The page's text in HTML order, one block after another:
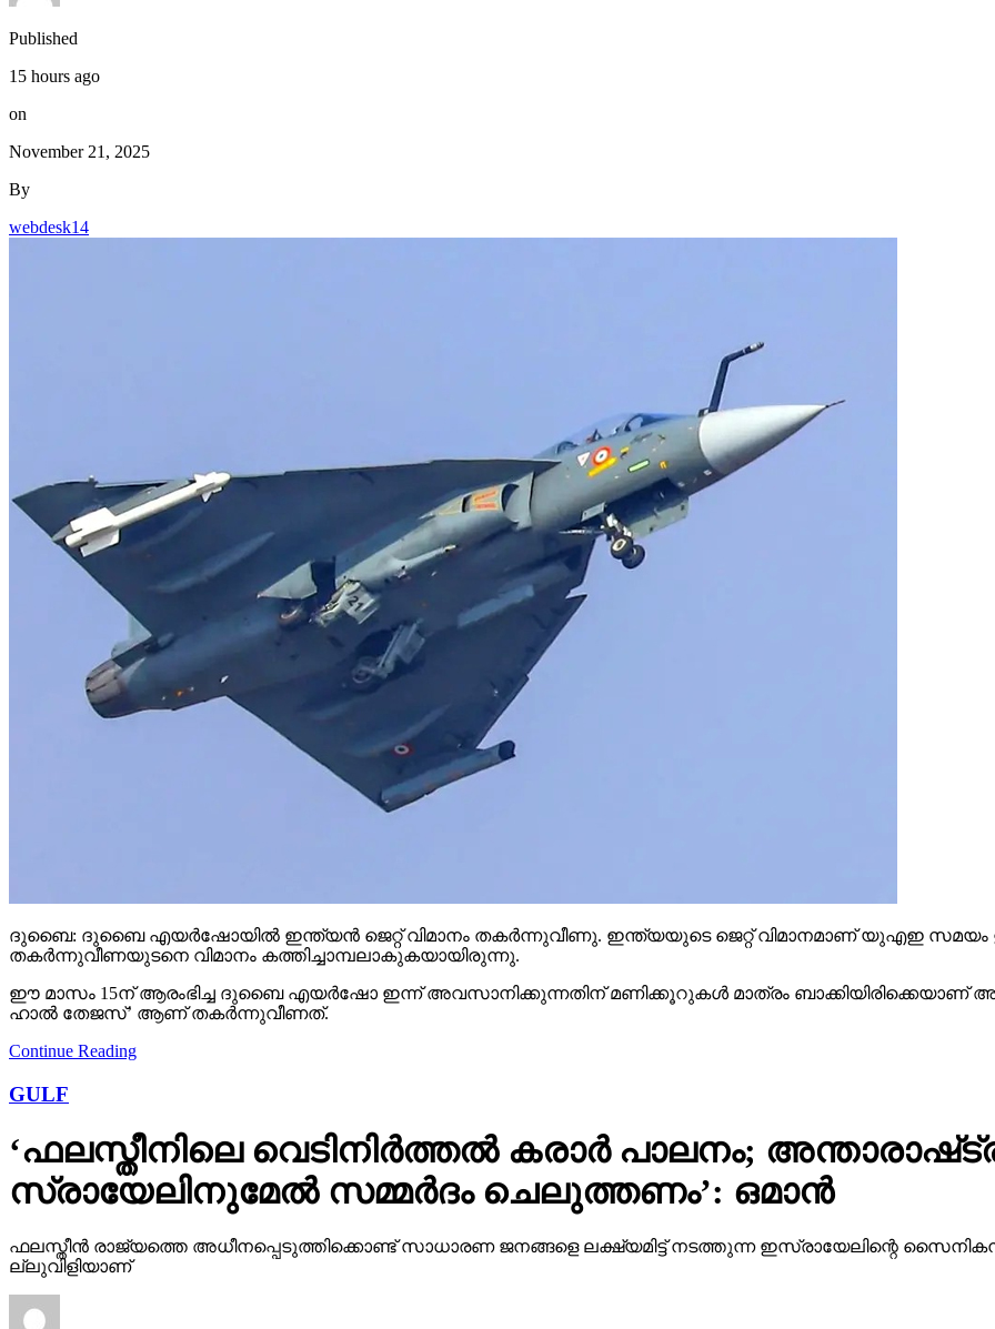
Published
15 hours ago
on
November 21, 2025
By
webdesk14
ദുബൈ: ദുബൈ എയര്‍ഷോയില്‍ ഇന്ത്യന്‍ ജെറ്റ് വിമാനം തകര്‍ന്നുവീണു. ഇന്ത്യയുടെ ജെറ്റ് വിമാനമാണ് യുഎഇ സമയം
തകര്‍ന്നുവീണയുടനെ വിമാനം കത്തിച്ചാമ്പലാകുകയായിരുന്നു.
ഈ മാസം 15ന് ആരംഭിച്ച ദുബൈ എയര്‍ഷോ ഇന്ന് അവസാനിക്കുന്നതിന് മണിക്കൂറുകള്‍ മാത്രം
ഹാല്‍ തേജസ്’ ആണ് തകര്‍ന്നുവീണത്.
Continue Reading
GULF
‘ഫലസ്തീനിലെ വെടിനിർത്തൽ കരാർ പാലനം;
സ്രായേലിനുമേൽ സ​മ്മ​ർ​ദം ചെ​ലു​ത്ത​ണം’: ഒ​മാ​ൻ
ഫ​ല​സ്തീ​ൻ രാ​ജ്യ​ത്തെ അ​ധീ​ന​പ്പെ​ടു​ത്തി​ക്കൊ​ണ്ട് സാ​ധാ​ര​ണ ജ​ന​ങ്ങ​ളെ ല​ക്ഷ്യ​മി​ട്ട് ന​ട​ത്തു​ന്ന ഇ​സ്രാ​യേ​ലി​ന്റെ
ല്ലു​വി​ളി​യാ​ണ്